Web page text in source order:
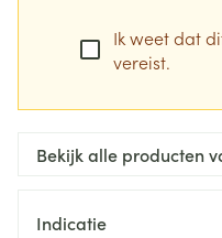
Ik weet dat
vereist.
Bekijk alle producten
Indicatie